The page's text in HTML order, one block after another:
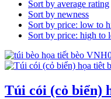
Sort by average rating
Sort by newness
Sort by price: low to
Sort by price: high to
Túi cói (cỏ biển)